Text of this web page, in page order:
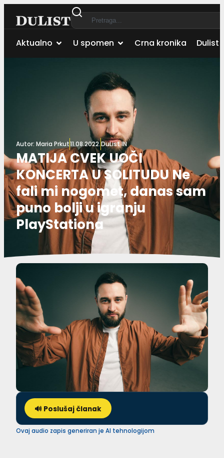
Aktualno U spomen Crna kronika Dulist
Autor: Maria Prkut11.08.2022.DuList IN
MATIJA CVEK UOČI
KONCERTA U SOLITUDU Ne
fali mi nogomet, danas sam
puno bolji u igranju
PlayStationa
🔊 Poslušaj članak
Ovaj audio zapis generiran je AI tehnologijom